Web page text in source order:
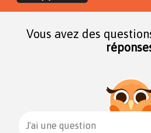
Vous avez des
J'ai une question